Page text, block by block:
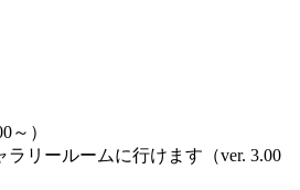
～）
リールームに行けます（ver. 3.00